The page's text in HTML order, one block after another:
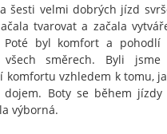
šesti velmi dobrých jízd
tvarovat a začala
byl komfort a pohodlí
směrech. Byli jsme
komfortu vzhledem k tomu,
Boty se během jízdy
výborná.